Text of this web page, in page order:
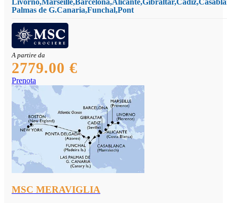
Palmas de G.Canaria,Funchal,Pont
A partire da
2779.00 €
Prenota
MSC MERAVIGLIA